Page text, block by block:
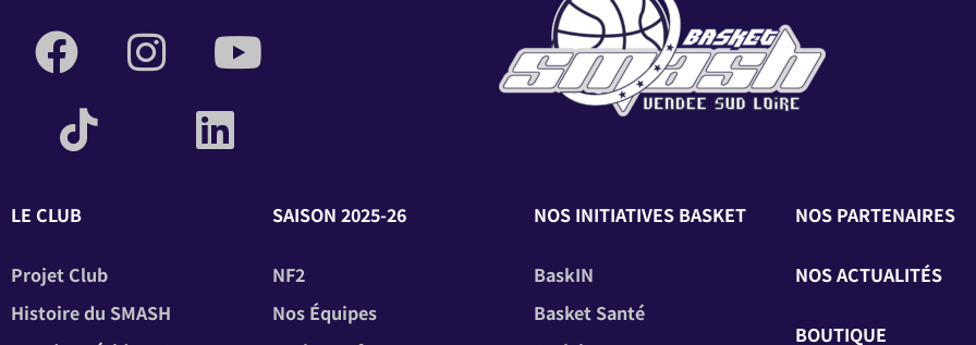
LE CLUB
Projet Club
Histoire du SMASH
SAISON 2025-26
NF2
Nos Équipes
NOS INITIATIVES BASKET
BaskIN
Basket Santé
NOS PARTENAIRES
NOS ACTUALITÉS
BOUTIQUE